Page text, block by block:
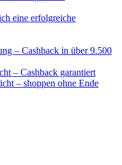
eine erfolgreiche
– Cashback in über 9.500
– Cashback garantiert
– shoppen ohne Ende